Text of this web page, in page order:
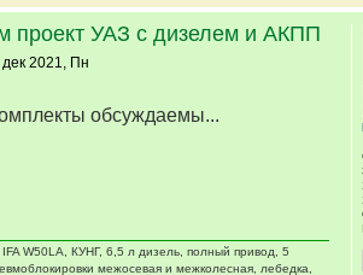
проект УАЗ с дизелем и АКПП
2021, Пн
обсуждаемы...
W50LA, КУНГ, 6,5 л дизель, полный привод, 5
межосевая и межколесная, лебедка,